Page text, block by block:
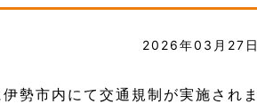
2026年03月27日
勢市内にて交通規制が実施されま